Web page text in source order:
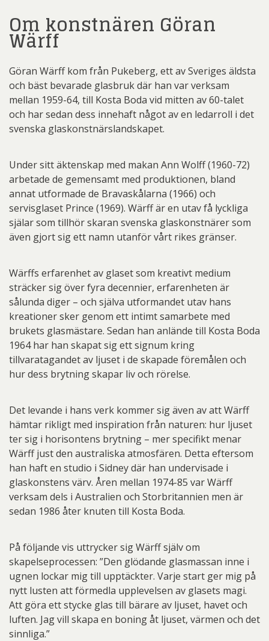
Om konstnären Göran
Wärff
Göran Wärff kom från Pukeberg, ett av Sveriges äldsta
och bäst bevarade glasbruk där han var verksam
mellan 1959-64, till Kosta Boda vid mitten av 60-talet
och har sedan dess innehaft något av en ledarroll i det
svenska glaskonstnärslandskapet.
Under sitt äktenskap med makan Ann Wolff (1960-72)
arbetade de gemensamt med produktionen, bland
annat utformade de Bravaskålarna (1966) och
servisglaset Prince (1969). Wärff är en utav få lyckliga
själar som tillhör skaran svenska glaskonstnärer som
även gjort sig ett namn utanför vårt rikes gränser.
Wärffs erfarenhet av glaset som kreativt medium
sträcker sig över fyra decennier, erfarenheten är
sålunda diger – och själva utformandet utav hans
kreationer sker genom ett intimt samarbete med
brukets glasmästare. Sedan han anlände till Kosta Boda
1964 har han skapat sig ett signum kring
tillvaratagandet av ljuset i de skapade föremålen och
hur dess brytning skapar liv och rörelse.
Det levande i hans verk kommer sig även av att Wärff
hämtar rikligt med inspiration från naturen: hur ljuset
ter sig i horisontens brytning – mer specifikt menar
Wärff just den australiska atmosfären. Detta eftersom
han haft en studio i Sidney där han undervisade i
glaskonstens värv. Åren mellan 1974-85 var Wärff
verksam dels i Australien och Storbritannien men är
sedan 1986 åter knuten till Kosta Boda.
På följande vis uttrycker sig Wärff själv om
skapelseprocessen: ”Den glödande glasmassan inne i
ugnen lockar mig till upptäckter. Varje start ger mig på
nytt lusten att förmedla upplevelsen av glasets magi.
Att göra ett stycke glas till bärare av ljuset, havet och
luften. Jag vill skapa en boning åt ljuset, värmen och det
sinnliga.”